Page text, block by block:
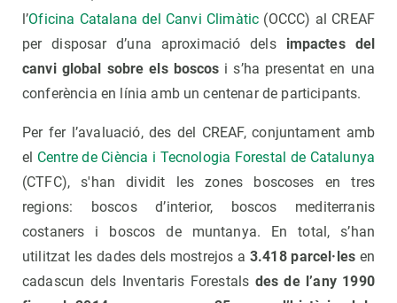
l’Oficina Catalana del Canvi Climàtic (OCCC) al CREAF
per disposar d’una aproximació delsimpactes del
canvi global sobre els boscos i s’ha presentat en una
conferència en línia amb un centenar de participants.
Per fer l’avaluació, des del CREAF, conjuntament amb
el Centre de Ciència i Tecnologia Forestal de Catalunya
(CTFC), s'han dividit les zones boscoses en tres
regions: boscos d’interior, boscos mediterranis
costaners i boscos de muntanya. En total, s’han
utilitzat les dades dels mostrejos a 3.418 parcel·les en
cadascun dels Inventaris Forestals des de l’any 1990